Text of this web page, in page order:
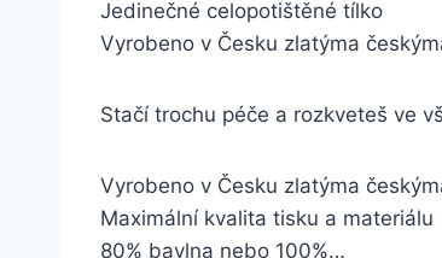
Jedinečné celopotištěné tílko
Vyrobeno v Česku zlatýma
Stačí trochu péče a rozkveteš ve
Vyrobeno v Česku zlatýma
Maximální kvalita tisku a materiálu
80% bavlna nebo 100%…